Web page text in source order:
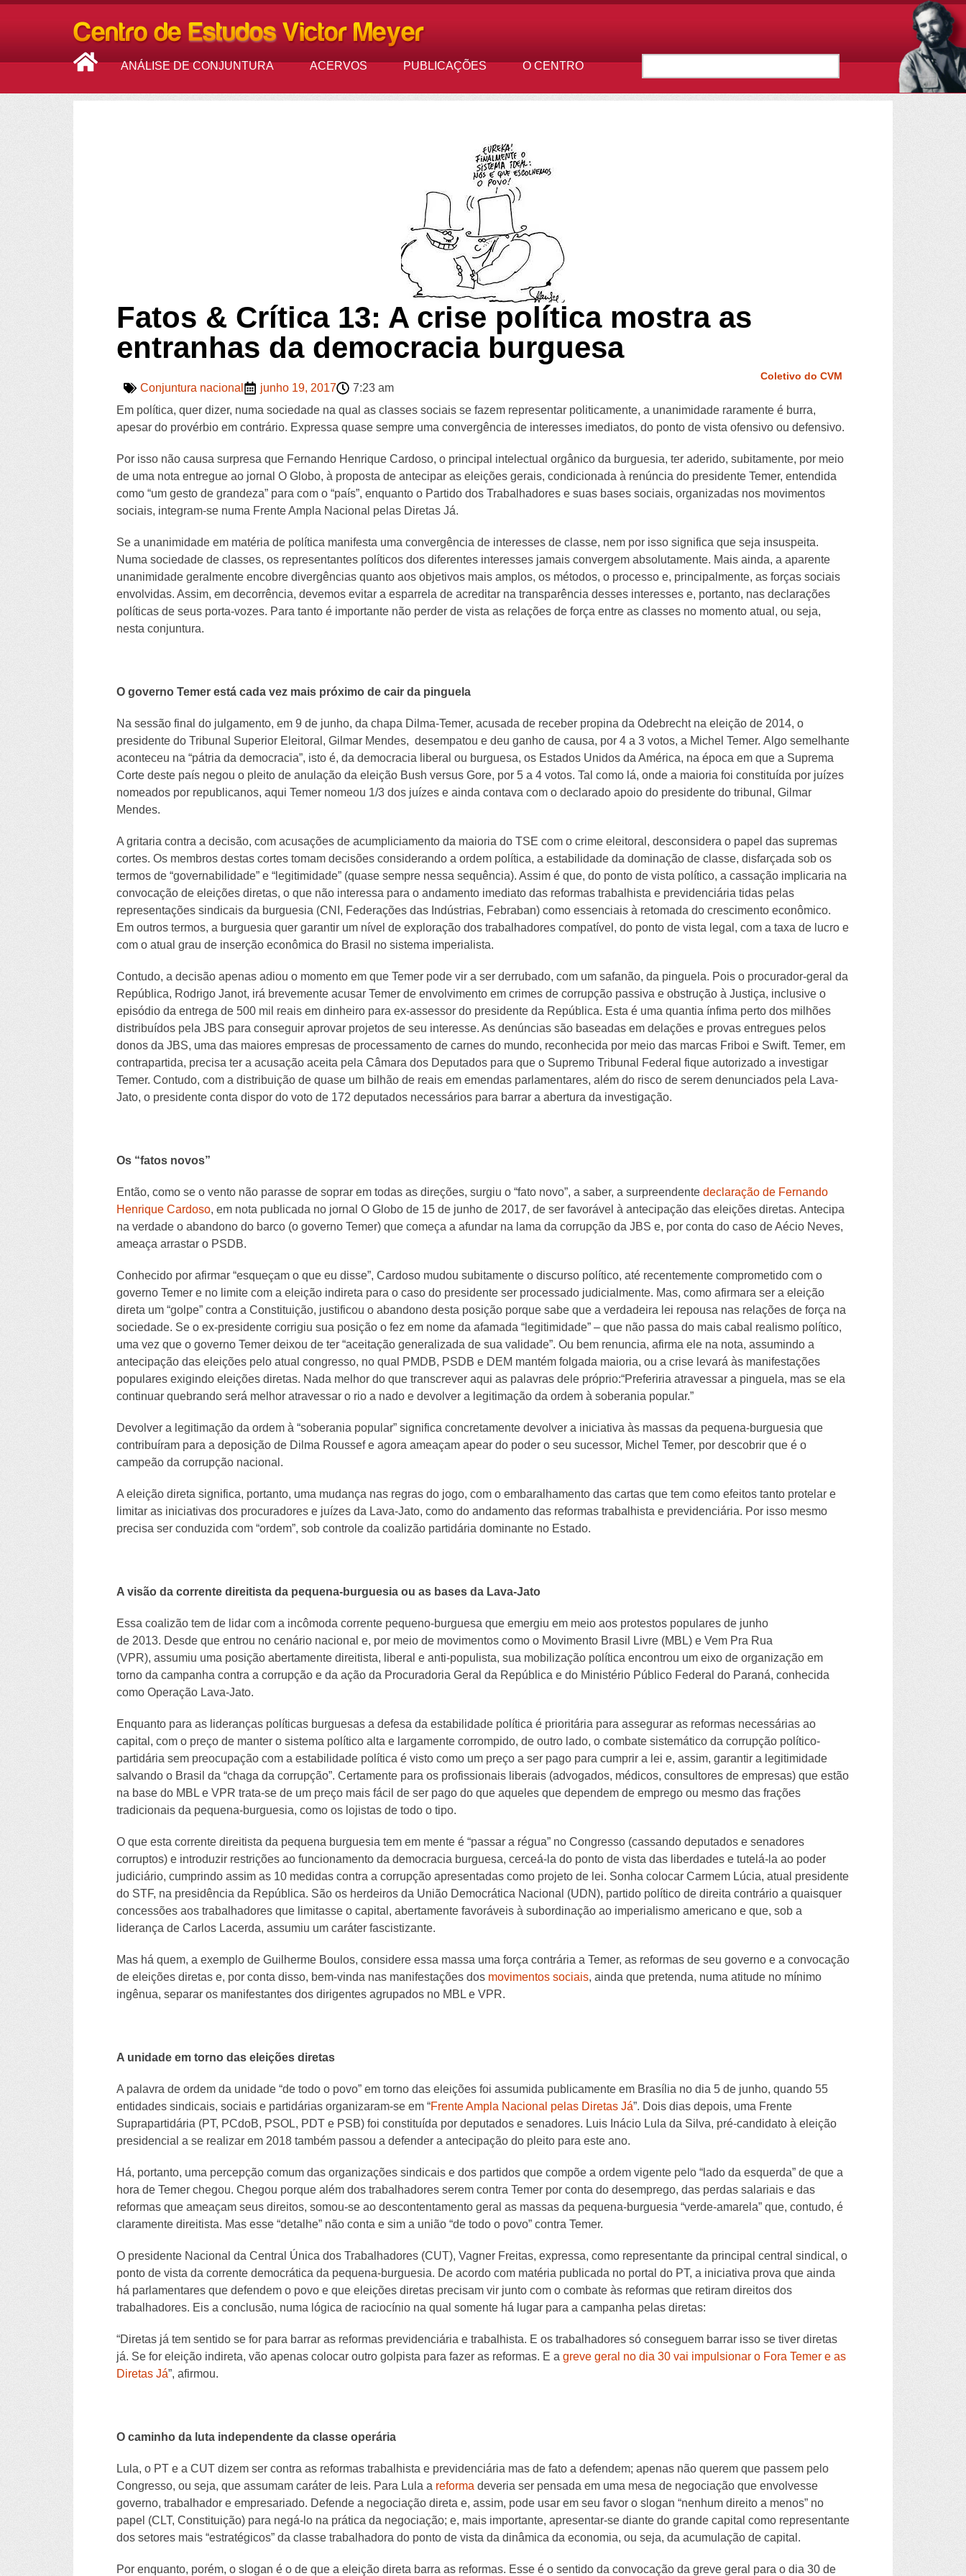
ANÁLISE DE CONJUNTURA ACERVOS PUBLICAÇÕES O CENTRO
Fatos & Crítica 13: A crise política mostra as
entranhas da democracia burguesa
Coletivo do CVM
Conjuntura nacional junho 19, 2017
7:23 am
Em política, quer dizer, numa sociedade na qual as classes sociais se fazem representar politicamente, a unanimidade raramente é burra,
apesar do provérbio em contrário. Expressa quase sempre uma convergência de interesses imediatos, do ponto de vista ofensivo ou defensivo.
Por isso não causa surpresa que Fernando Henrique Cardoso, o principal intelectual orgânico da burguesia, ter aderido, subitamente, por meio
de uma nota entregue ao jornal O Globo, à proposta de antecipar as eleições gerais, condicionada à renúncia do presidente Temer, entendida
como “um gesto de grandeza” para com o “país”, enquanto o Partido dos Trabalhadores e suas bases sociais, organizadas nos movimentos
sociais, integram-se numa Frente Ampla Nacional pelas Diretas Já.
Se a unanimidade em matéria de política manifesta uma convergência de interesses de classe, nem por isso significa que seja insuspeita.
Numa sociedade de classes, os representantes políticos dos diferentes interesses jamais convergem absolutamente. Mais ainda, a aparente
unanimidade geralmente encobre divergências quanto aos objetivos mais amplos, os métodos, o processo e, principalmente, as forças sociais
envolvidas. Assim, em decorrência, devemos evitar a esparrela de acreditar na transparência desses interesses e, portanto, nas declarações
políticas de seus porta-vozes. Para tanto é importante não perder de vista as relações de força entre as classes no momento atual, ou seja,
nesta conjuntura.
O governo Temer está cada vez mais próximo de cair da pinguela
Na sessão final do julgamento, em 9 de junho, da chapa Dilma-Temer, acusada de receber propina da Odebrecht na eleição de 2014, o
presidente do Tribunal Superior Eleitoral, Gilmar Mendes, desempatou e deu ganho de causa, por 4 a 3 votos, a Michel Temer. Algo semelhante
aconteceu na “pátria da democracia”, isto é, da democracia liberal ou burguesa, os Estados Unidos da América, na época em que a Suprema
Corte deste país negou o pleito de anulação da eleição Bush versus Gore, por 5 a 4 votos. Tal como lá, onde a maioria foi constituída por juízes
nomeados por republicanos, aqui Temer nomeou 1/3 dos juízes e ainda contava com o declarado apoio do presidente do tribunal, Gilmar
Mendes.
A gritaria contra a decisão, com acusações de acumpliciamento da maioria do TSE com o crime eleitoral, desconsidera o papel das supremas
cortes. Os membros destas cortes tomam decisões considerando a ordem política, a estabilidade da dominação de classe, disfarçada sob os
termos de “governabilidade” e “legitimidade” (quase sempre nessa sequência). Assim é que, do ponto de vista político, a cassação implicaria na
convocação de eleições diretas, o que não interessa para o andamento imediato das reformas trabalhista e previdenciária tidas pelas
representações sindicais da burguesia (CNI, Federações das Indústrias, Febraban) como essenciais à retomada do crescimento econômico.
Em outros termos, a burguesia quer garantir um nível de exploração dos trabalhadores compatível, do ponto de vista legal, com a taxa de lucro e
com o atual grau de inserção econômica do Brasil no sistema imperialista.
Contudo, a decisão apenas adiou o momento em que Temer pode vir a ser derrubado, com um safanão, da pinguela. Pois o procurador-geral da
República, Rodrigo Janot, irá brevemente acusar Temer de envolvimento em crimes de corrupção passiva e obstrução à Justiça, inclusive o
episódio da entrega de 500 mil reais em dinheiro para ex-assessor do presidente da República. Esta é uma quantia ínfima perto dos milhões
distribuídos pela JBS para conseguir aprovar projetos de seu interesse. As denúncias são baseadas em delações e provas entregues pelos
donos da JBS, uma das maiores empresas de processamento de carnes do mundo, reconhecida por meio das marcas Friboi e Swift. Temer, em
contrapartida, precisa ter a acusação aceita pela Câmara dos Deputados para que o Supremo Tribunal Federal fique autorizado a investigar
Temer. Contudo, com a distribuição de quase um bilhão de reais em emendas parlamentares, além do risco de serem denunciados pela Lava-
Jato, o presidente conta dispor do voto de 172 deputados necessários para barrar a abertura da investigação.
Os “fatos novos”
Então, como se o vento não parasse de soprar em todas as direções, surgiu o “fato novo”, a saber, a surpreendente declaração de Fernando
Henrique Cardoso, em nota publicada no jornal O Globo de 15 de junho de 2017, de ser favorável à antecipação das eleições diretas. Antecipa
na verdade o abandono do barco (o governo Temer) que começa a afundar na lama da corrupção da JBS e, por conta do caso de Aécio Neves,
ameaça arrastar o PSDB.
Conhecido por afirmar “esqueçam o que eu disse”, Cardoso mudou subitamente o discurso político, até recentemente comprometido com o
governo Temer e no limite com a eleição indireta para o caso do presidente ser processado judicialmente. Mas, como afirmara ser a eleição
direta um “golpe” contra a Constituição, justificou o abandono desta posição porque sabe que a verdadeira lei repousa nas relações de força na
sociedade. Se o ex-presidente corrigiu sua posição o fez em nome da afamada “legitimidade” – que não passa do mais cabal realismo político,
uma vez que o governo Temer deixou de ter “aceitação generalizada de sua validade”. Ou bem renuncia, afirma ele na nota, assumindo a
antecipação das eleições pelo atual congresso, no qual PMDB, PSDB e DEM mantém folgada maioria, ou a crise levará às manifestações
populares exigindo eleições diretas. Nada melhor do que transcrever aqui as palavras dele próprio:“Preferiria atravessar a pinguela, mas se ela
continuar quebrando será melhor atravessar o rio a nado e devolver a legitimação da ordem à soberania popular.”​
Devolver a legitimação da ordem à “soberania popular” significa concretamente devolver a iniciativa às massas da pequena-burguesia que
contribuíram para a deposição de Dilma Roussef e agora ameaçam apear do poder o seu sucessor, Michel Temer, por descobrir que é o
campeão da corrupção nacional.
A eleição direta significa, portanto, uma mudança nas regras do jogo, com o embaralhamento das cartas que tem como efeitos tanto protelar e
limitar as iniciativas dos procuradores e juízes da Lava-Jato, como do andamento das reformas trabalhista e previdenciária. Por isso mesmo
precisa ser conduzida com “ordem”, sob controle da coalizão partidária dominante no Estado.
A visão da corrente direitista da pequena-burguesia ou as bases da Lava-Jato
Essa coalizão tem de lidar com a incômoda corrente pequeno-burguesa que emergiu em meio aos protestos populares de junho
de 2013. Desde que entrou no cenário nacional e, por meio de movimentos como o Movimento Brasil Livre (MBL) e Vem Pra Rua
(VPR), assumiu uma posição abertamente direitista, liberal e anti-populista, sua mobilização política encontrou um eixo de organização em
torno da campanha contra a corrupção e da ação da Procuradoria Geral da República e do Ministério Público Federal do Paraná, conhecida
como Operação Lava-Jato.
Enquanto para as lideranças políticas burguesas a defesa da estabilidade política é prioritária para assegurar as reformas necessárias ao
capital, com o preço de manter o sistema político alta e largamente corrompido, de outro lado, o combate sistemático da corrupção político-
partidária sem preocupação com a estabilidade política é visto como um preço a ser pago para cumprir a lei e, assim, garantir a legitimidade
salvando o Brasil da “chaga da corrupção”. Certamente para os profissionais liberais (advogados, médicos, consultores de empresas) que estão
na base do MBL e VPR trata-se de um preço mais fácil de ser pago do que aqueles que dependem de emprego ou mesmo das frações
tradicionais da pequena-burguesia, como os lojistas de todo o tipo.
O que esta corrente direitista da pequena burguesia tem em mente é “passar a régua” no Congresso (cassando deputados e senadores
corruptos) e introduzir restrições ao funcionamento da democracia burguesa, cerceá-la do ponto de vista das liberdades e tutelá-la ao poder
judiciário, cumprindo assim as 10 medidas contra a corrupção apresentadas como projeto de lei. Sonha colocar Carmem Lúcia, atual presidente
do STF, na presidência da República. São os herdeiros da União Democrática Nacional (UDN), partido político de direita contrário a quaisquer
concessões aos trabalhadores que limitasse o capital, abertamente favoráveis à subordinação ao imperialismo americano e que, sob a
liderança de Carlos Lacerda, assumiu um caráter fascistizante.
Mas há quem, a exemplo de Guilherme Boulos, considere essa massa uma força contrária a Temer, as reformas de seu governo e a convocação
de eleições diretas e, por conta disso, bem-vinda nas manifestações dos movimentos sociais, ainda que pretenda, numa atitude no mínimo
ingênua, separar os manifestantes dos dirigentes agrupados no MBL e VPR.
A unidade em torno das eleições diretas
A palavra de ordem da unidade “de todo o povo” em torno das eleições foi assumida publicamente em Brasília no dia 5 de junho, quando 55
entidades sindicais, sociais e partidárias organizaram-se em “Frente Ampla Nacional pelas Diretas Já”. Dois dias depois, uma Frente
Suprapartidária (PT, PCdoB, PSOL, PDT e PSB) foi constituída por deputados e senadores. Luis Inácio Lula da Silva, pré-candidato à eleição
presidencial a se realizar em 2018 também passou a defender a antecipação do pleito para este ano.
Há, portanto, uma percepção comum das organizações sindicais e dos partidos que compõe a ordem vigente pelo “lado da esquerda” de que a
hora de Temer chegou. Chegou porque além dos trabalhadores serem contra Temer por conta do desemprego, das perdas salariais e das
reformas que ameaçam seus direitos, somou-se ao descontentamento geral as massas da pequena-burguesia “verde-amarela” que, contudo, é
claramente direitista. Mas esse “detalhe” não conta e sim a união “de todo o povo” contra Temer.
O presidente Nacional da Central Única dos Trabalhadores (CUT), Vagner Freitas, expressa, como representante da principal central sindical, o
ponto de vista da corrente democrática da pequena-burguesia. De acordo com matéria publicada no portal do PT, a iniciativa prova que ainda
há parlamentares que defendem o povo e que eleições diretas precisam vir junto com o combate às reformas que retiram direitos dos
trabalhadores. Eis a conclusão, numa lógica de raciocínio na qual somente há lugar para a campanha pelas diretas:
“Diretas já tem sentido se for para barrar as reformas previdenciária e trabalhista. E os trabalhadores só conseguem barrar isso se tiver diretas
já. Se for eleição indireta, vão apenas colocar outro golpista para fazer as reformas. E a greve geral no dia 30 vai impulsionar o Fora Temer e as
Diretas Já”, afirmou.
O caminho da luta independente da classe operária
Lula, o PT e a CUT dizem ser contra as reformas trabalhista e previdenciária mas de fato a defendem; apenas não querem que passem pelo
Congresso, ou seja, que assumam caráter de leis. Para Lula a reforma deveria ser pensada em uma mesa de negociação que envolvesse
governo, trabalhador e empresariado. Defende a negociação direta e, assim, pode usar em seu favor o slogan “nenhum direito a menos” no
papel (CLT, Constituição) para negá-lo na prática da negociação; e, mais importante, apresentar-se diante do grande capital como representante
dos setores mais “estratégicos” da classe trabalhadora do ponto de vista da dinâmica da economia, ou seja, da acumulação de capital.
Por enquanto, porém, o slogan é o de que a eleição direta barra as reformas. Esse é o sentido da convocação da greve geral para o dia 30 de